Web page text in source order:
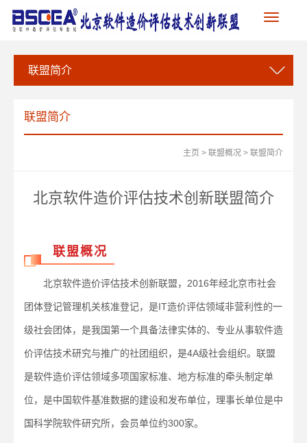
Toggle
navigation
联盟简介
联盟简介
主页 > 联盟概况 > 联盟简介
北京软件造价评估技术创新联盟简介
联盟概况
北京软件造价评估技术创新联盟，2016年经北京市社会
团体登记管理机关核准登记，是IT造价评估领域非营利性的一
级社会团体，是我国第一个具备法律实体的、专业从事软件造
价评估技术研究与推广的社团组织，是4A级社会组织。联盟
是软件造价评估领域多项国家标准、地方标准的牵头制定单
位，是中国软件基准数据的建设和发布单位，理事长单位是中
国科学院软件研究所，会员单位约300家。